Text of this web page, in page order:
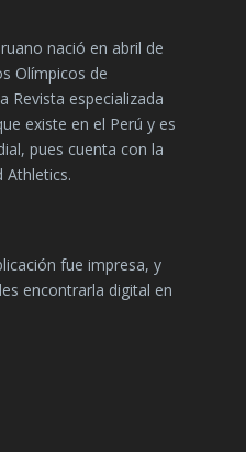
nació en abril de
Olímpicos de
Revista especializada
existe en el Perú y es
pues cuenta con la
Athletics.
fue impresa, y
encontrarla digital en